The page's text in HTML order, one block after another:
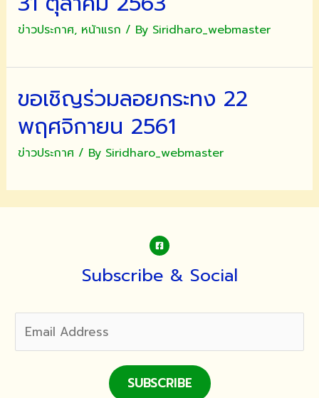
8
พ.ย.
ข่าวประกาศ, หน้าแรก / By Siridharo_webmaster
ขอเชิญร่วมลอยกระทง 22
พฤศจิกายน 2561
ข่าวประกาศ/ By Siridharo_webmaster
Subscribe & Social
SUBSCRIBE